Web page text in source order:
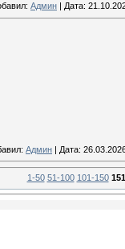
Админ Дата:
Админ | Дата:
1-50 51-100 101-150